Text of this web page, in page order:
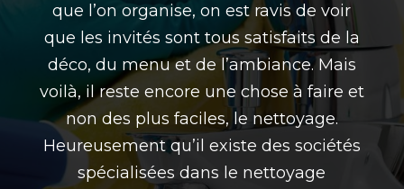
que l’on organise, on est ravis de voir
que les invités sont tous satisfaits de la
déco, du menu et de l’ambiance. Mais
voilà, il reste encore une chose à faire et
non des plus faciles, le nettoyage.
Heureusement qu’il existe des sociétés
spécialisées dans le nettoyage